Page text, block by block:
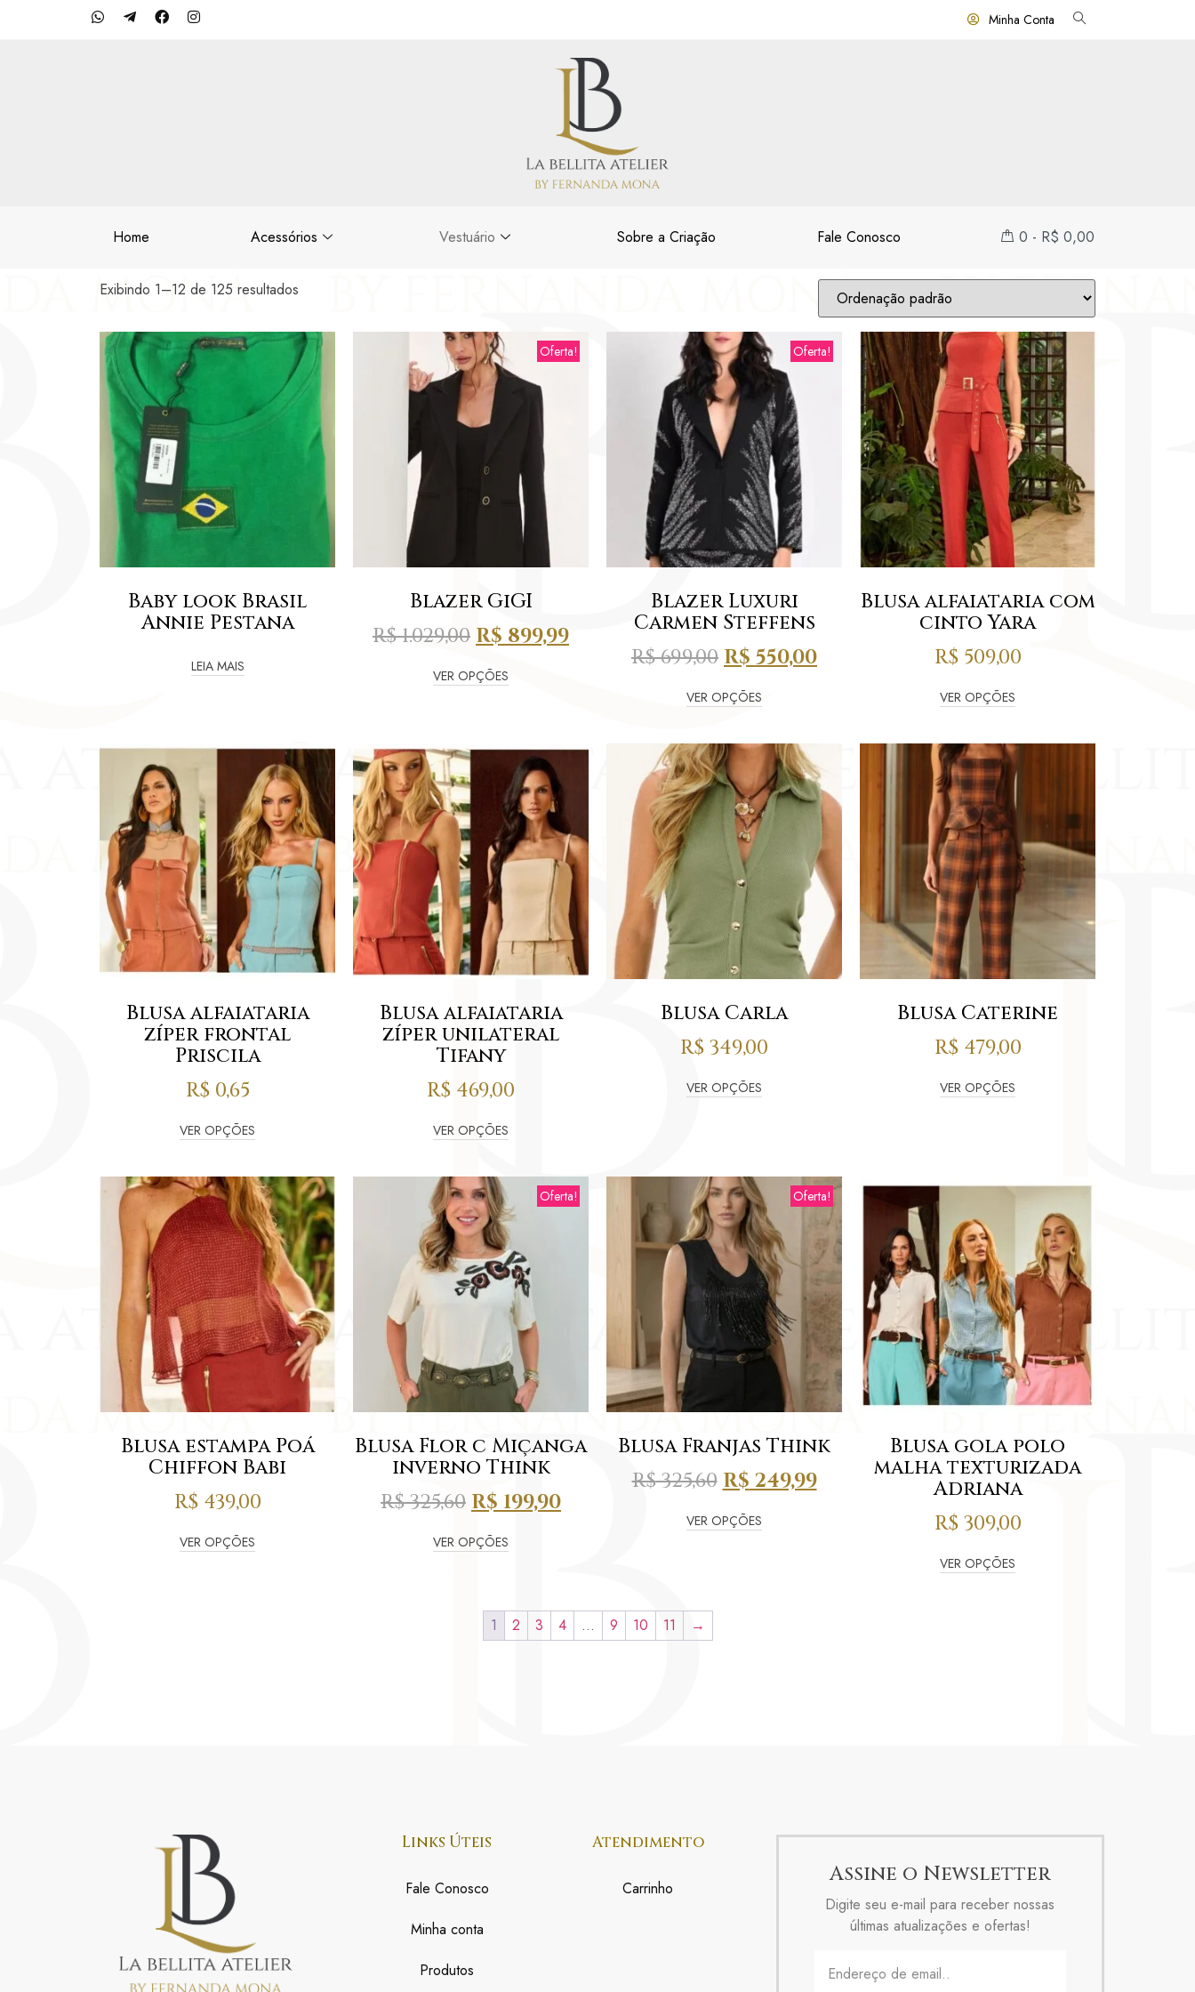
Minha Conta
Home Acessórios Vestuário Sobre a Criação Fale Conosco 0 - R$ 0,00
Exibindo 1–12 de 125 resultados
Baby look Brasil
Annie Pestana
LEIA MAIS
Oferta!
Blazer GiGI
R$1.029,00 R$ 899,99
VER OPÇÕES
Oferta!
Blazer Luxuri
Carmen Steffens
R$699,00 R$ 550,00
VER OPÇÕES
Blusa alfaiataria com
cinto Yara
R$509,00
VER OPÇÕES
Blusa alfaiataria
zíper frontal
Priscila
R$0,65
VER OPÇÕES
Blusa alfaiataria
zíper unilateral
Tifany
R$ 469,00
VER OPÇÕES
Blusa Carla
R$ 349,00
VER OPÇÕES
Blusa Caterine
R$479,00
VER OPÇÕES
Blusa estampa Poá
Chiffon Babi
R$439,00
VER OPÇÕES
Oferta!
Blusa Flor c Miçanga
inverno Think
R$325,60 R$ 199,90
VER OPÇÕES
Oferta!
Blusa Franjas Think
R$325,60 R$ 249,99
VER OPÇÕES
Blusa gola polo
malha texturizada
Adriana
R$309,00
VER OPÇÕES
1 2 3 4 … 9 10 11 →
Links Úteis
Fale Conosco
Minha conta
Produtos
Atendimento
Carrinho
Assine o Newsletter
Digite seu e-mail para receber nossas
últimas atualizações e ofertas!